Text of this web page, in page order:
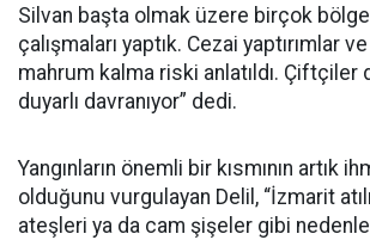
Silvan başta olmak üzere birçok
çalışmaları yaptık. Cezai yaptırımlar
mahrum kalma riski anlatıldı. Çiftçiler
duyarlı davranıyor” dedi.
Yangınların önemli bir kısmının artık
olduğunu vurgulayan Delil, “İzmarit
ateşleri ya da cam şişeler gibi